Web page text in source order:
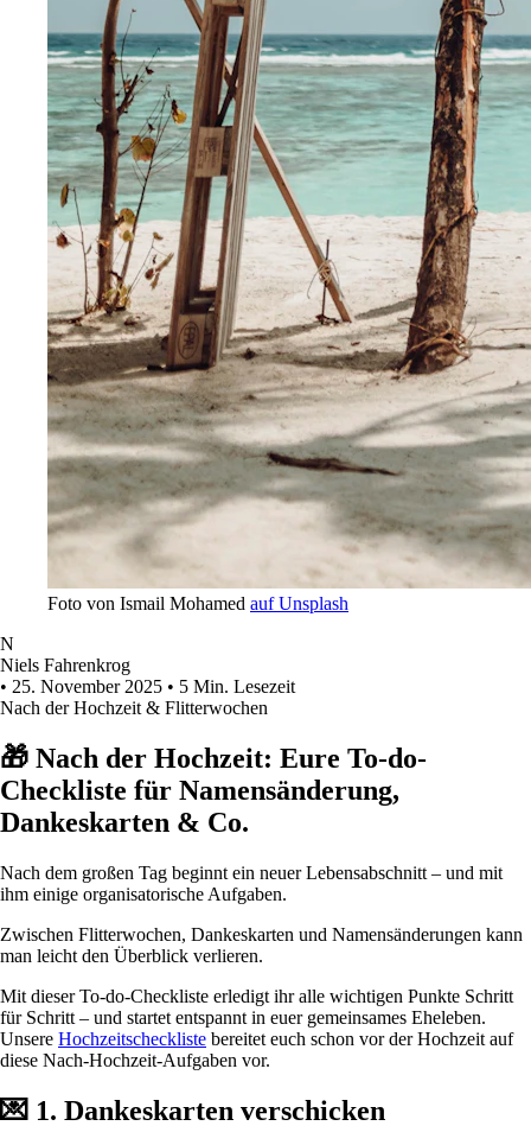
Foto von Ismail Mohamed auf Unsplash
N
Niels Fahrenkrog
• 25. November 2025 • 5 Min. Lesezeit
Nach der Hochzeit & Flitterwochen
🎁 Nach der Hochzeit: Eure To-do-
Checkliste für Namensänderung,
Dankeskarten & Co.
Nach dem großen Tag beginnt ein neuer Lebensabschnitt – und mit
ihm einige organisatorische Aufgaben.
Zwischen Flitterwochen, Dankeskarten und Namensänderungen kann
man leicht den Überblick verlieren.
Mit dieser To-do-Checkliste erledigt ihr alle wichtigen Punkte Schritt
für Schritt – und startet entspannt in euer gemeinsames Eheleben.
Unsere Hochzeitscheckliste bereitet euch schon vor der Hochzeit auf
diese Nach-Hochzeit-Aufgaben vor.
💌 1. Dankeskarten verschicken